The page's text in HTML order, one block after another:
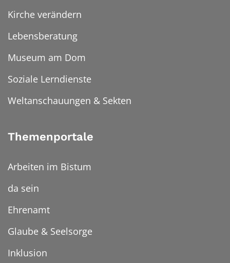
Kirche verändern
Lebensberatung
Museum am Dom
Soziale Lerndienste
Weltanschauungen & Sekten
Themenportale
Arbeiten im Bistum
da sein
Ehrenamt
Glaube & Seelsorge
Inklusion